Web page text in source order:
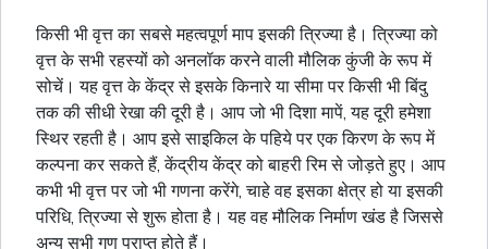
किसी भी वृत्त का सबसे महत्वपूर्ण माप इसकी त्रिज्या है। त्रिज्या को
वृत्त के सभी रहस्यों को अनलॉक करने वाली मौलिक कुंजी के रूप में
सोचें। यह वृत्त के केंद्र से इसके किनारे या सीमा पर किसी भी बिंदु
तक की सीधी रेखा की दूरी है। आप जो भी दिशा मापें, यह दूरी हमेशा
स्थिर रहती है। आप इसे साइकिल के पहिये पर एक किरण के रूप में
कल्पना कर सकते हैं, केंद्रीय केंद्र को बाहरी रिम से जोड़ते हुए। आप
कभी भी वृत्त पर जो भी गणना करेंगे, चाहे वह इसका क्षेत्र हो या इसकी
परिधि, त्रिज्या से शुरू होता है। यह वह मौलिक निर्माण खंड है जिससे
अन्य सभी गुण प्राप्त होते हैं।